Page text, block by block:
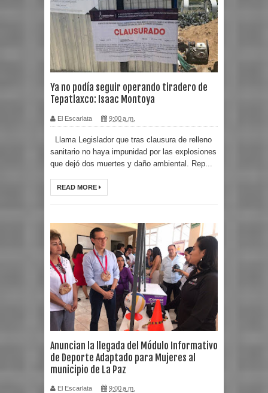
Ya no podía seguir operando tiradero de
Tepatlaxco: Isaac Montoya
El Escarlata 9:00 a.m.
Llama Legislador que tras clausura de relleno
sanitario no haya impunidad por las explosiones
que dejó dos muertes y daño ambiental. Rep...
READ MORE
Anuncian la llegada del Módulo Informativo
de Deporte Adaptado para Mujeres al
municipio de La Paz
El Escarlata 9:00 a.m.